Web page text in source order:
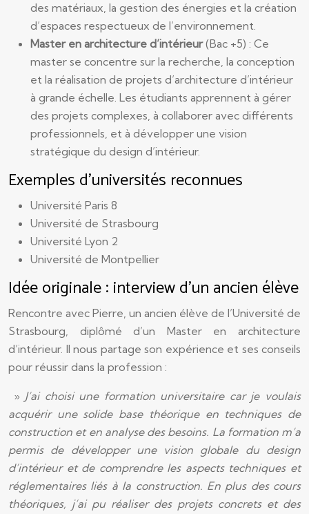
des matériaux, la gestion des énergies et la création
d’espaces respectueux de l’environnement.
Master en architecture d’intérieur(Bac +5) : Ce
master se concentre sur la recherche, la conception
et la réalisation de projets d’architecture d’intérieur
à grande échelle. Les étudiants apprennent à gérer
des projets complexes, à collaborer avec différents
professionnels, et à développer une vision
stratégique du design d’intérieur.
Exemples d’universités reconnues
Université Paris 8
Université de Strasbourg
Université Lyon 2
Université de Montpellier
Idée originale : interview d’un ancien élève
Rencontre avec Pierre, un ancien élève de l’Université de
Strasbourg, diplômé d’un Master en architecture
d’intérieur. Il nous partage son expérience et ses conseils
pour réussir dans la profession :
» J’ai choisi une formation universitaire car je voulais
acquérir une solide base théorique en techniques de
construction et en analyse des besoins. La formation m’a
permis de développer une vision globale du design
d’intérieur et de comprendre les aspects techniques et
réglementaires liés à la construction. En plus des cours
théoriques, j’ai pu réaliser des projets concrets et des